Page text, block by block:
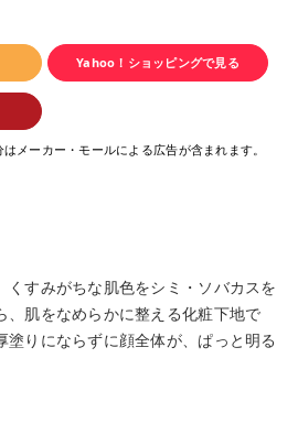
Yahoo！ショッピングで見る
メーカー・モールによる広告が含まれます。
くすみがちな肌色をシミ・ソバカスを
、肌をなめらかに整える化粧下地で
塗りにならずに顔全体が、ぱっと明る